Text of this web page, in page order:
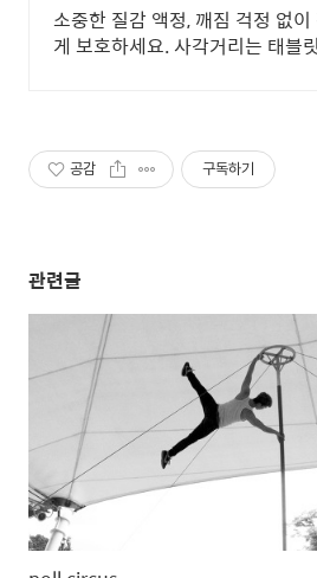
소중한 질감 액정, 깨짐 걱정 없
게 보호하세요. 사각거리는 태블
공감 구독하기
관련글